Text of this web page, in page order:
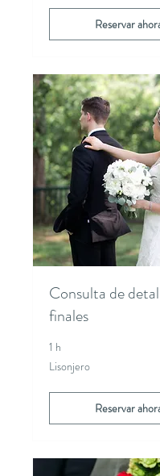
Reservar
Consulta de
finales
1 h
Lisonjero
Lisonjero
Reservar